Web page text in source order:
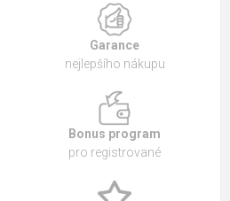
Garance
nejlepšího nákupu
Bonus program
pro registrované